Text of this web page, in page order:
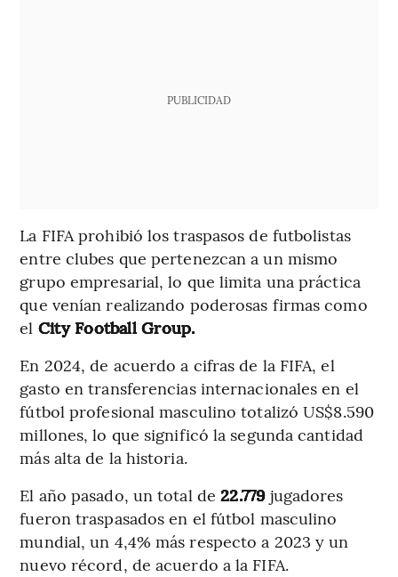
PUBLICIDAD
La FIFA prohibió los traspasos de futbolistas
entre clubes que pertenezcan a un mismo
grupo empresarial, lo que limita una práctica
que venían realizando poderosas firmas como
el City Football Group.
En 2024, de acuerdo a cifras de la FIFA, el
gasto en transferencias internacionales en el
fútbol profesional masculino totalizó US$8.590
millones, lo que significó la segunda cantidad
más alta de la historia.
El año pasado, un total de22.779jugadores
fueron traspasados en el fútbol masculino
mundial, un 4,4% más respecto a 2023 y un
nuevo récord, de acuerdo a la FIFA.